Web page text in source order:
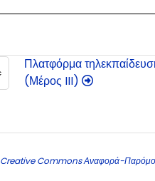
Πλατφόρμα
(Μέρος III)
Creative Commons Αναφορά-